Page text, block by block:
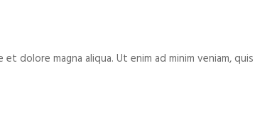
dolore magna aliqua. Ut enim ad minim veniam,